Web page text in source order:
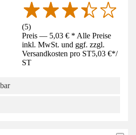
(5)
Preis — 5,03 € * Alle Preise
inkl. MwSt. und ggf. zzgl.
Versandkosten pro ST5,03 €*/
ST